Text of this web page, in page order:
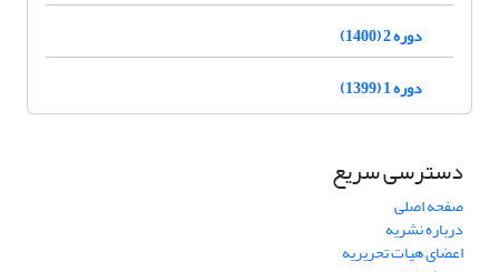
دوره 2 (1400)
دوره 1 (1399)
دسترسی سریع
صفحه اصلی
درباره نشریه
اعضای هیات تحریریه